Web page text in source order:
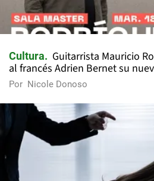
Cultura
Guitarrista Mauricio
al francés Adrien Bernet su
Por Nicole Donoso